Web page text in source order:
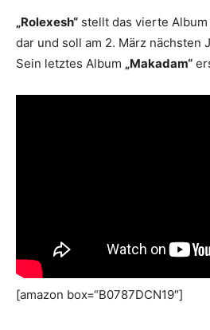
„Rolexesh“ stellt das vierte
dar und soll am 2. März nächsten
Sein letztes Album „Makadam“
[amazon box=“B0787DCN19″]